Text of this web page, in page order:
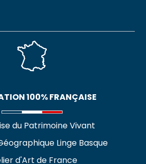
100% FRANÇAISE
du Patrimoine Vivant
Linge Basque
d'Art de France